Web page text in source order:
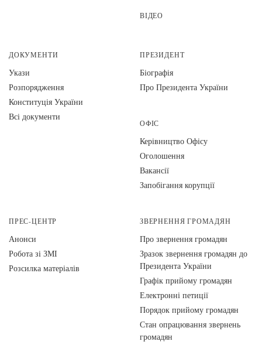
ВІДЕО
ДОКУМЕНТИ
Укази
Розпорядження
Конституція України
Всі документи
ПРЕЗИДЕНТ
Біографія
Про Президента України
ОФІС
Керівництво Офісу
Оголошення
Вакансії
Запобігання корупції
ПРЕС-ЦЕНТР
Анонси
Робота зі ЗМІ
Розсилка матеріалів
ЗВЕРНЕННЯ ГРОМАДЯН
Про звернення громадян
Зразок звернення громадян до
Президента України
Графік прийому громадян
Електронні петиції
Порядок прийому громадян
Стан опрацювання звернень
громадян